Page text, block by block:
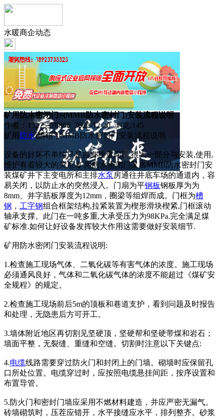
水暖商企动态
矿用防水密闭门+(MMB防水密封门)安装流程说明
作者：13275378806 2022-12-20 浏览:145
矿用 防水密闭门/MMB防水密封门安装流程说明
设备的好坏不单纯只是自身质量问题,很大一部分与安装,使用,
维护有着较大的关系.矿用防水密闭门又名MMB防水密封门安
装煤矿井下主变电所和主排水泵房通往井底车场的通道内，容
易关闭，以防止水的突然浸入。门扇为平钢板钢板厚为为
8mm、井字筋板厚度为12mm，圈梁等组焊而成。门框为槽
钢 ， 工字钢组合框架结构,拉紧装置为楔形滑块楔紧,门框滚动
轴承支撑。此门在一吨多重,大承受压力为98KPa.完全满足煤
矿标准.如何让好设备发挥较大作用这需要做好安装细节.
矿用防水密闭门安装流程说明:
1.检查施工现场气体、二氧化碳等有害气体的浓度。施工现场
必须通风良好，气体和二氧化碳气体的浓度不能超过《煤矿安
全规程》的规定。
2.检查施工现场前后5m的顶板和巷道支护，看到问题及时报告
和处理，无隐患后方可开工。
3.墙体附近地区再切割见坚硬顶，坚硬帮和坚硬带煤和岩石；
墙面平整，无裂缝、重缝和空缝。切割时注意以下关键点:
4.电缆线路需要穿过防火门和封闭上的门墙。砌墙时应保留孔
口所处位置。电缆穿过时，应按照电缆悬挂间距，按序设置和
布置导管。
5.防火门和密封门墙应采用不燃材料建造，并应严密无漏气。
砖墙砌筑时，压茬应错开，水平接缝应水平，排列整齐。砂浆